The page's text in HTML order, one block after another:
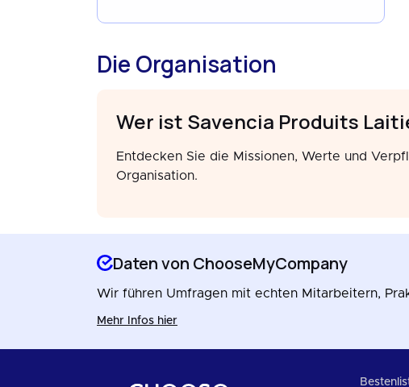
Die Organisation
Wer ist Savencia Produits
Entdecken Sie die Missionen, Werte und
Organisation.
Daten von ChooseMyCompany
Wir führen Umfragen mit echten Mitarbeitern,
Mehr Infos hier